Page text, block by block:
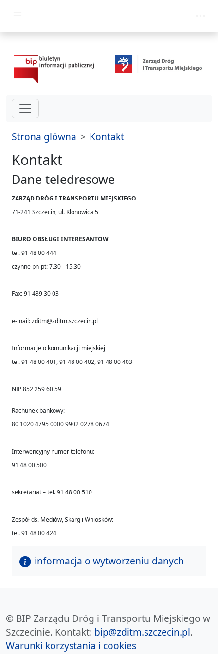
Strona glówna Kontakt
Kontakt
Dane teledresowe
ZARZĄD DRÓG I TRANSPORTU MIEJSKIEGO
71-241 Szczecin, ul. Klonowica 5
BIURO OBSŁUGI INTERESANTÓW
tel. 91 48 00 444
czynne pn-pt: 7.30 - 15.30
Fax: 91 439 30 03
e-mail: zditm@zditm.szczecin.pl
Informacje o komunikacji miejskiej
tel. 91 48 00 401, 91 48 00 402, 91 48 00 403
NIP 852 259 60 59
Rachunek bankowy:
80 1020 4795 0000 9902 0278 0674
Interwencyjny numer telefonu:
91 48 00 500
sekretariat – tel. 91 48 00 510
Zespół ds. Mediów, Skarg i Wniosków:
tel. 91 48 00 424
informacja o wytworzeniu danych
© BIP Zarządu Dróg i Transportu Miejskiego w
Szczecinie. Kontakt: bip@zditm.szczecin.pl.
Warunki korzystania i cookies